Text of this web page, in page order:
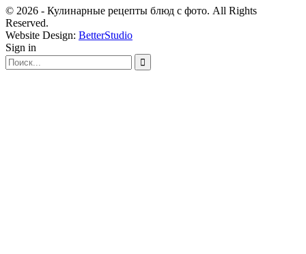
© 2026 - Кулинарные рецепты блюд с фото. All Rights
Reserved.
Website Design: BetterStudio
Sign in